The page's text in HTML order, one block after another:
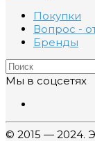
Покупки
Вопрос -
Бренды
Мы в соцсетях
© 2015 — 2024.